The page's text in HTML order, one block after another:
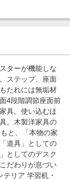
ターが機能しな
ステップ、座面
たれには無垢材
4段階調節座面前
具。使い込むほ
。木製洋家具の
と、「本物の家
道具」としての
としてのデスク
だわりが息づい
リア 学習机・